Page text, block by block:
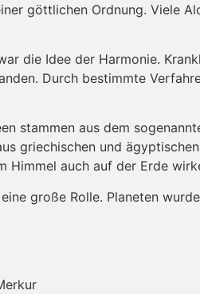
göttlichen Ordnung. Viele
die Idee der Harmonie.
Durch bestimmte
stammen aus dem
griechischen und
Himmel auch auf der Erde
große Rolle. Planeten